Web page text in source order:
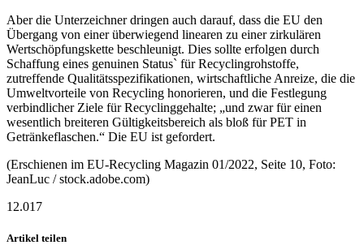
Aber die Unterzeichner dringen auch darauf, dass die EU den
Übergang von einer überwiegend linearen zu einer zirkulären
Wertschöpfungskette beschleunigt. Dies sollte erfolgen durch
Schaffung eines genuinen Status` für Recyclingrohstoffe,
zutreffende Qualitätsspezifikationen, wirtschaftliche Anreize, die die
Umweltvorteile von Recycling honorieren, und die Festlegung
verbindlicher Ziele für Recyclinggehalte; „und zwar für einen
wesentlich breiteren Gültigkeitsbereich als bloß für PET in
Getränkeflaschen.“ Die EU ist gefordert.
(Erschienen im EU-Recycling Magazin 01/2022, Seite 10, Foto:
JeanLuc / stock.adobe.com)
12.017
Artikel teilen